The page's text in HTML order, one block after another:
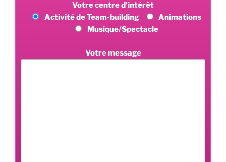
Votre centre d’intérêt
Activité de Team-building
Animations
Musique/Spectacle
Votre message